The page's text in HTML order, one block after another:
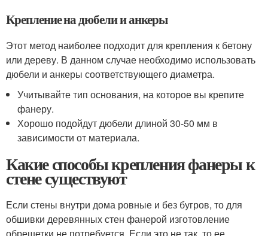
Крепление на дюбели и анкеры
Этот метод наиболее подходит для крепления к бетону
или дереву. В данном случае необходимо использовать
дюбели и анкеры соответствующего диаметра.
Учитывайте тип основания, на которое вы крепите
фанеру.
Хорошо подойдут дюбели длиной 30-50 мм в
зависимости от материала.
Какие способы крепления фанеры к
стене существуют
Если стены внутри дома ровные и без бугров, то для
обшивки деревянных стен фанерой изготовление
обрешетки не потребуется. Если это не так, то ее